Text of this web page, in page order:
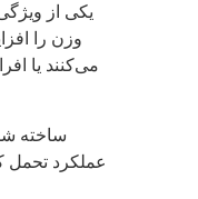
یکی از
وزن را
می‌کنند یا
ساخته
عملکرد تحمل